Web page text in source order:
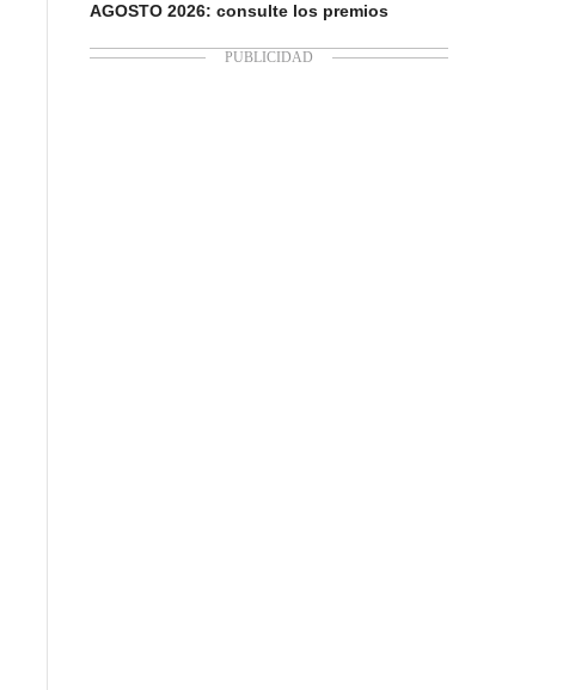
AGOSTO 2026: consulte los premios